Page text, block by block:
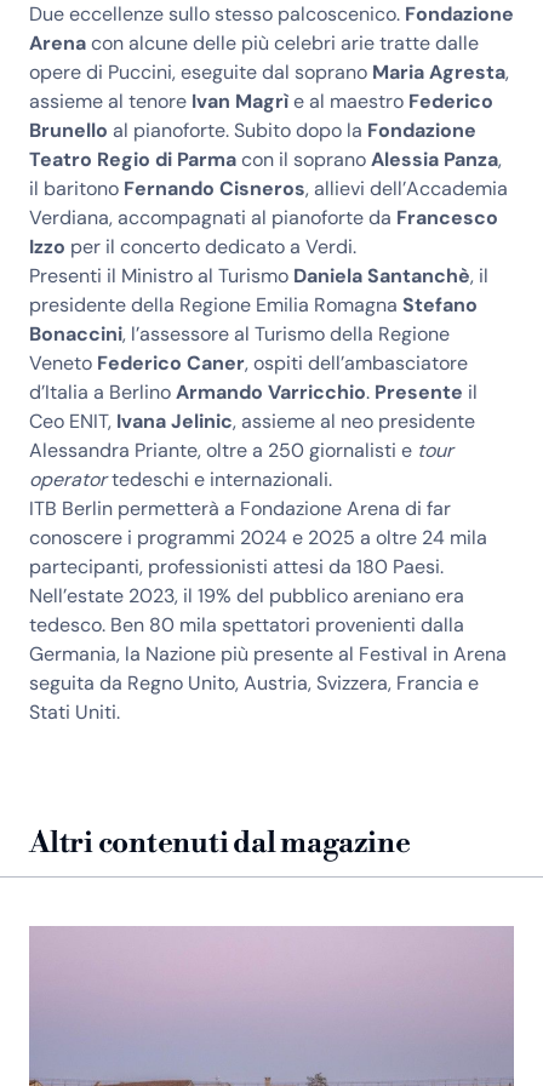
Due eccellenze sullo stesso palcoscenico. Fondazione
Arenacon alcune delle più celebri arie tratte dalle
opere di Puccini, eseguite dal soprano Maria Agresta,
assieme al tenore Ivan Magrìe al maestro Federico
Brunello al pianoforte. Subito dopo la Fondazione
Teatro Regio di Parmacon il sopranoAlessia Panza,
il baritono Fernando Cisneros, allievi dell’Accademia
Verdiana, accompagnati al pianoforte da Francesco
Izzo per il concerto dedicato a Verdi.
Presenti il Ministro al Turismo Daniela Santanchè, il
presidente della Regione Emilia Romagna Stefano
Bonaccini, l’assessore al Turismo della Regione
Veneto Federico Caner, ospiti dell’ambasciatore
d’Italia a BerlinoArmando Varricchio. Presente il
Ceo ENIT, Ivana Jelinic, assieme al neo presidente
Alessandra Priante, oltre a 250 giornalisti e tour
operatortedeschi e internazionali.
ITB Berlin permetterà a Fondazione Arena di far
conoscere i programmi 2024 e 2025 a oltre 24 mila
partecipanti, professionisti attesi da 180 Paesi.
Nell’estate 2023, il 19% del pubblico areniano era
tedesco. Ben 80 mila spettatori provenienti dalla
Germania, la Nazione più presente al Festival in Arena
seguita da Regno Unito, Austria, Svizzera, Francia e
Stati Uniti.
Altri contenuti dal magazine